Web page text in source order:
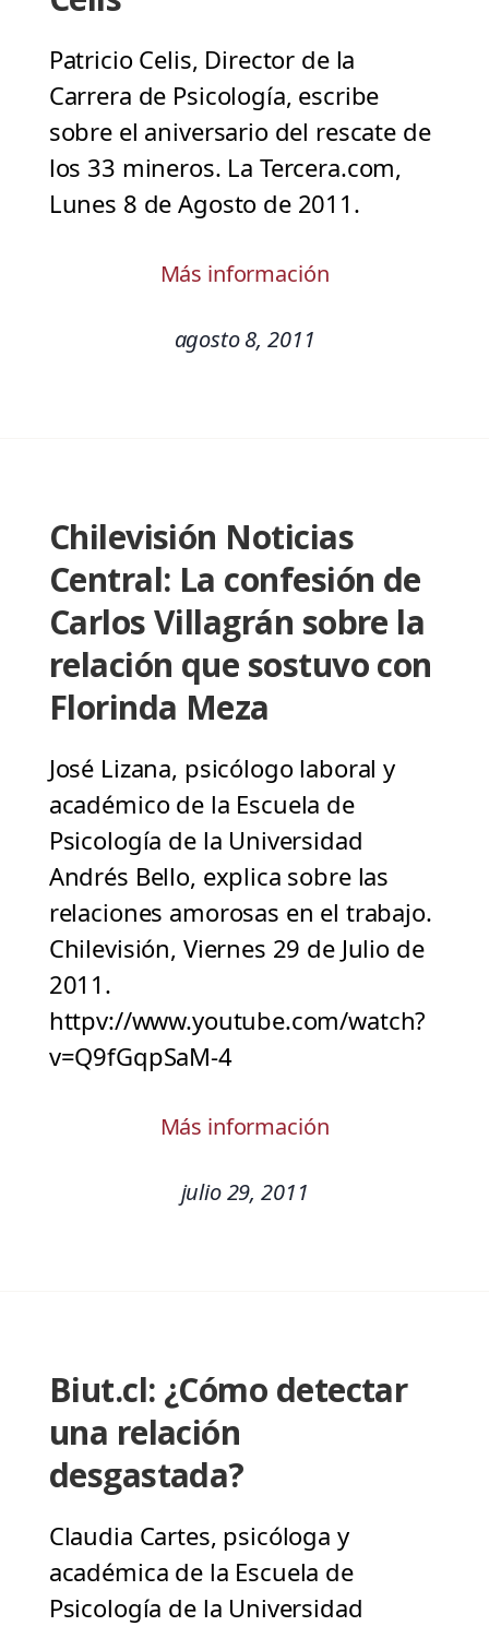
Patricio Celis, Director de la
Carrera de Psicología, escribe
sobre el aniversario del rescate de
los 33 mineros. La Tercera.com,
Lunes 8 de Agosto de 2011.
Más información
agosto 8, 2011
Chilevisión Noticias
Central: La confesión de
Carlos Villagrán sobre la
relación que sostuvo con
Florinda Meza
José Lizana, psicólogo laboral y
académico de la Escuela de
Psicología de la Universidad
Andrés Bello, explica sobre las
relaciones amorosas en el trabajo.
Chilevisión, Viernes 29 de Julio de
2011.
httpv://www.youtube.com/watch?
v=Q9fGqpSaM-4
Más información
julio 29, 2011
Biut.cl: ¿Cómo detectar
una relación
desgastada?
Claudia Cartes, psicóloga y
académica de la Escuela de
Psicología de la Universidad